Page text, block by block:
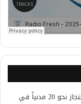
القبض على مطلوب بعد اشتباك مسلح واحتجاز نحو 20 مدنياً في